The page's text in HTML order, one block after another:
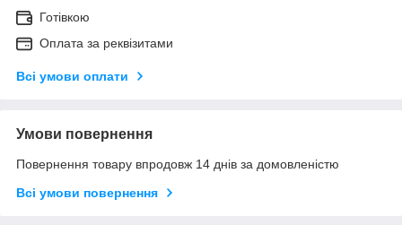
Готівкою
Оплата за реквізитами
Всі умови оплати
Умови повернення
Повернення товару впродовж 14 днів за домовленістю
Всі умови повернення